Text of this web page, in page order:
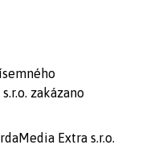
zakázano
Extra s.r.o.